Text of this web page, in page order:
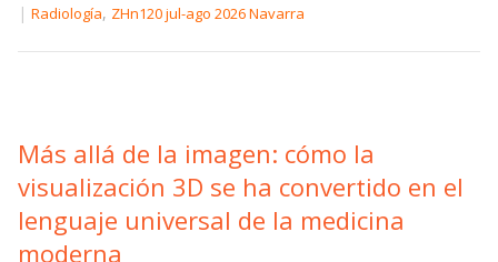
| Radiología, ZHn120 jul-ago 2026 Navarra
Más allá de la imagen: cómo la
visualización 3D se ha convertido en el
lenguaje universal de la medicina
moderna